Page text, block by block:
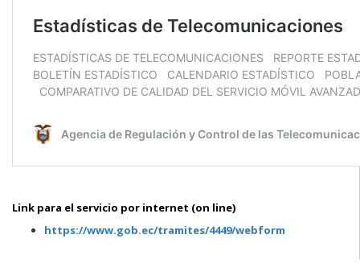
Link para el servicio por internet (on line)
https://www.gob.ec/tramites/4449/webform